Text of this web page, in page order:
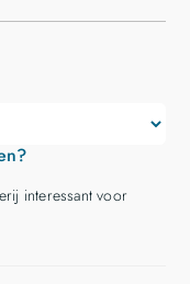
interessant voor